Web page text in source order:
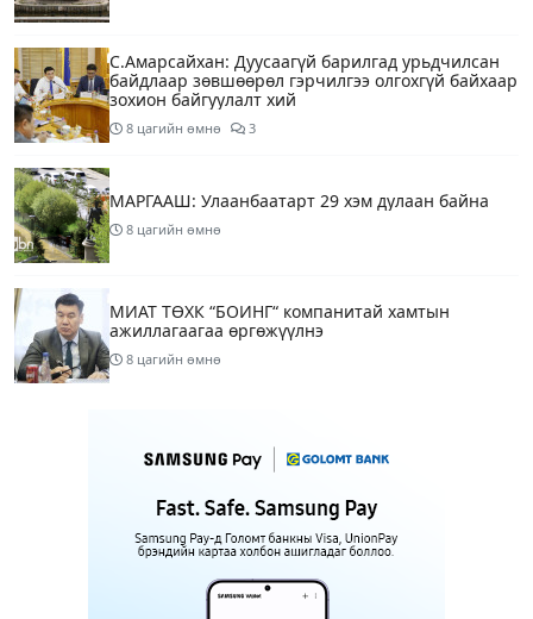
С.Амарсайхан: Дуусаагүй барилгад урьдчилсан
байдлаар зөвшөөрөл гэрчилгээ олгохгүй байхаар
зохион байгуулалт хий
8 цагийн өмнө 3
МАРГААШ: Улаанбаатарт 29 хэм дулаан байна
8 цагийн өмнө
МИАТ ТӨХК “БОИНГ“ компанитай хамтын
ажиллагаагаа өргөжүүлнэ
8 цагийн өмнө
хураалт, хадлантай холбоотой ШТС-уудаар
зөөврийн саваар автобензин авч болно
Дуучин A Cool буюу Б.Анхбаяр Төв цэнгэлдэх
хүрээлэнгийн Үйл ажиллагаа, олон нийтийн
тоглолт хариуцсан захирлаар томилогджээ